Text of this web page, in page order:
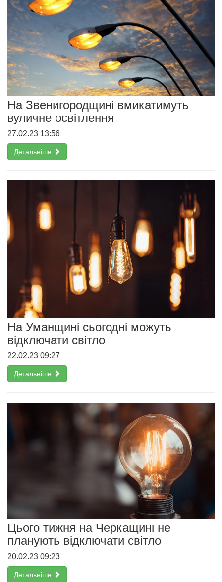
На Звенигородщині вмикатимуть
вуличне освітлення
27.02.23 13:56
Детальніше
На Уманщині сьогодні можуть
відключати світло
22.02.23 09:27
Детальніше
Цього тижня на Черкащині не
планують відключати світло
20.02.23 09:23
Детальніше